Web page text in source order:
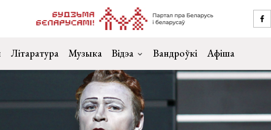
Літаратура Музыка Відэа Вандроўкі Афіша